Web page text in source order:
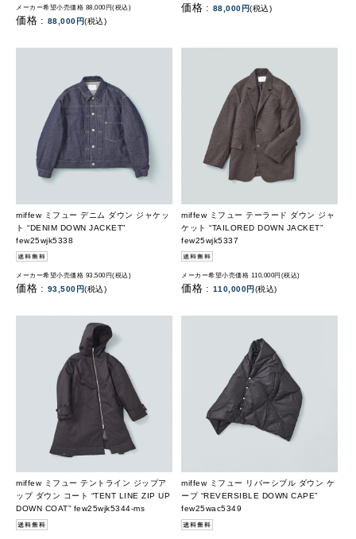
メーカー希望小売価格 88,000円(税込)
価格 : 88,000円(税込)
価格 : 88,000円(税込)
miffew ミフュー デニム ダウン ジャケッ
ト “DENIM DOWN JACKET”
few25wjk5338
メーカー希望小売価格 93,500円(税込)
価格 : 93,500円(税込)
miffew ミフュー テーラード ダウン ジャ
ケット “TAILORED DOWN JACKET”
few25wjk5337
メーカー希望小売価格 110,000円(税込)
価格 : 110,000円(税込)
miffew ミフュー テントライン ジップア
ップ ダウン コート “TENT LINE ZIP UP
DOWN COAT” few25wjk5344-ms
miffew ミフュー リバーシブル ダウン ケ
ープ “REVERSIBLE DOWN CAPE”
few25wac5349